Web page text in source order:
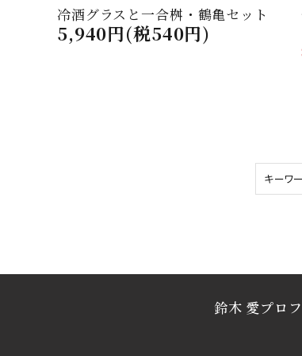
冷酒グラスと一合桝・鶴亀セット
5,940円(税540円)
鈴木 愛プロ